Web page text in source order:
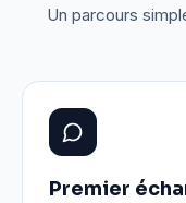
Un parcours
Premier